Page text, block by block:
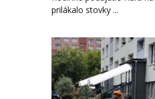
prilákalo stovky ...